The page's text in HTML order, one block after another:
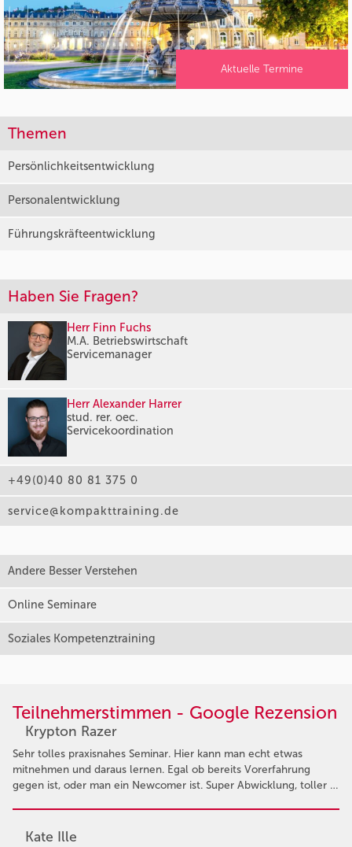
Aktuelle Termine
Themen
Persönlichkeitsentwicklung
Personalentwicklung
Führungskräfteentwicklung
Haben Sie Fragen?
Herr Finn Fuchs
M.A. Betriebswirtschaft
Servicemanager
Herr Alexander Harrer
stud. rer. oec.
Servicekoordination
+49(0)40 80 81 375 0
service@kompakttraining.de
Andere Besser Verstehen
Online Seminare
Soziales Kompetenztraining
Teilnehmerstimmen - Google Rezension
Krypton Razer
Sehr tolles praxisnahes Seminar. Hier kann man echt etwas
mitnehmen und daraus lernen. Egal ob bereits Vorerfahrung
gegen ist, oder man ein Newcomer ist. Super Abwicklung, toller …
Kate Ille